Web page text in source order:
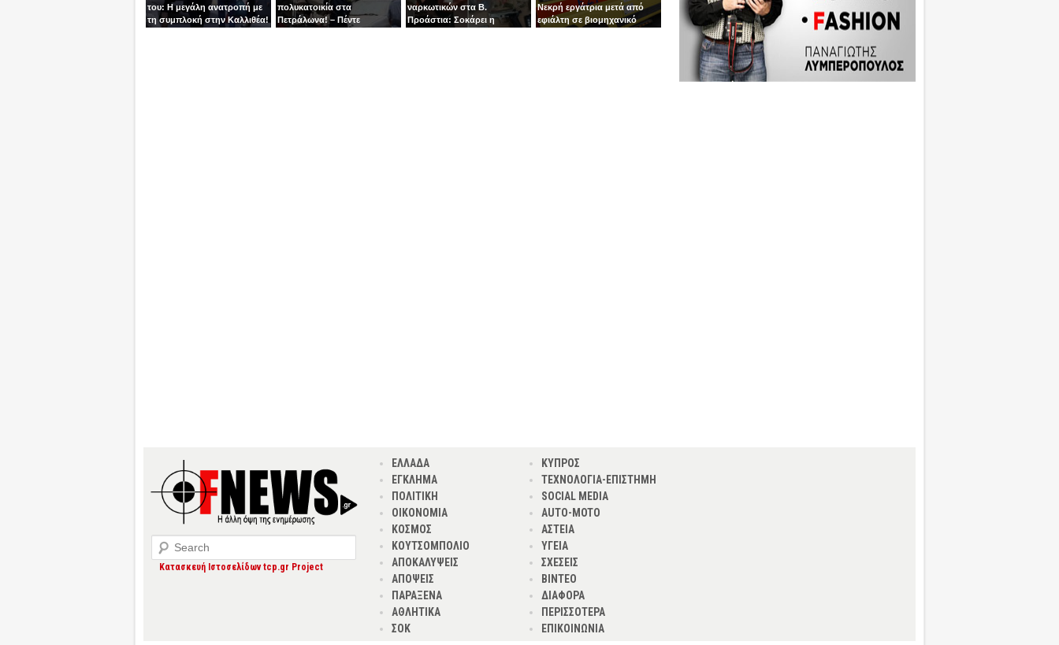
του: Η μεγάλη ανατροπή με
τη συμπλοκή στην Καλλιθέα!
πολυκατοικία στα
Πετράλωνα! – Πέντε
ναρκωτικών στα Β.
Προάστια: Σοκάρει η
Νεκρή εργάτρια μετά από
εφιάλτη σε βιομηχανικό
Search
Κατασκευή Ιστοσελίδων tcp.gr Project
ΕΛΛΑΔΑ
ΕΓΚΛΗΜΑ
ΠΟΛΙΤΙΚΗ
ΟΙΚΟΝΟΜΙΑ
ΚΟΣΜΟΣ
ΚΟΥΤΣΟΜΠΟΛΙΟ
ΑΠΟΚΑΛΥΨΕΙΣ
ΑΠΟΨΕΙΣ
ΠΑΡΑΞΕΝΑ
ΑΘΛΗΤΙΚΑ
ΣΟΚ
ΚΥΠΡΟΣ
ΤΕΧΝΟΛΟΓΙΑ-ΕΠΙΣΤΗΜΗ
SOCIAL MEDIA
AUTO-MOTO
ΑΣΤΕΙΑ
ΥΓΕΙΑ
ΣΧΕΣΕΙΣ
ΒΙΝΤΕΟ
ΔΙΑΦΟΡΑ
ΠΕΡΙΣΣΟΤΕΡΑ
ΕΠΙΚΟΙΝΩΝΙΑ